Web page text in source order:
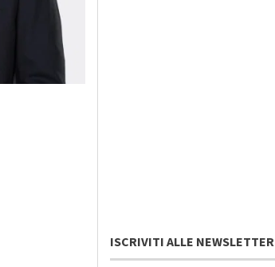
ISCRIVITI ALLE NEWSLETTER